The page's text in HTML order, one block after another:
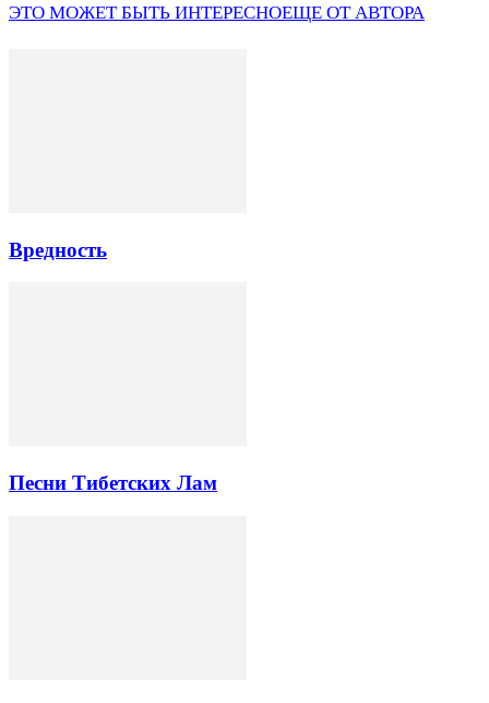
ЭТО МОЖЕТ БЫТЬ ИНТЕРЕСНОЕЩЕ ОТ АВТОРА
Вредность
Песни Тибетских Лам